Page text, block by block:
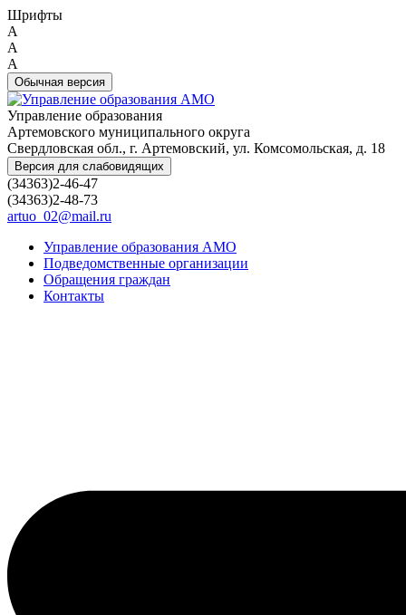
Шрифты
A
A
A
Обычная версия
Управление образования
Артемовского муниципального округа
Свердловская обл., г. Артемовский, ул. Комсомольская, д. 18
Версия для слабовидящих
(34363)2-46-47
(34363)2-48-73
artuo_02@mail.ru
Управление образования АМО
Подведомственные организации
Обращения граждан
Контакты